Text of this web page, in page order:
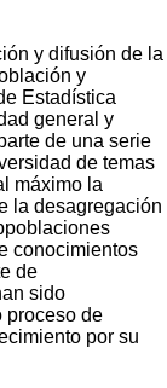
y difusión de la
y
Estadística
general y
de una serie
de temas
máximo la
la desagregación
conocimientos
de
sido
proceso de
por su